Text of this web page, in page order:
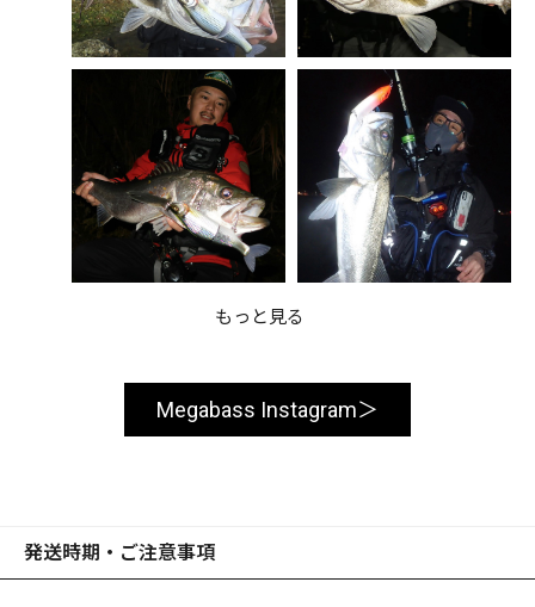
もっと見る
Megabass Instagram
発送時期・ご注意事項